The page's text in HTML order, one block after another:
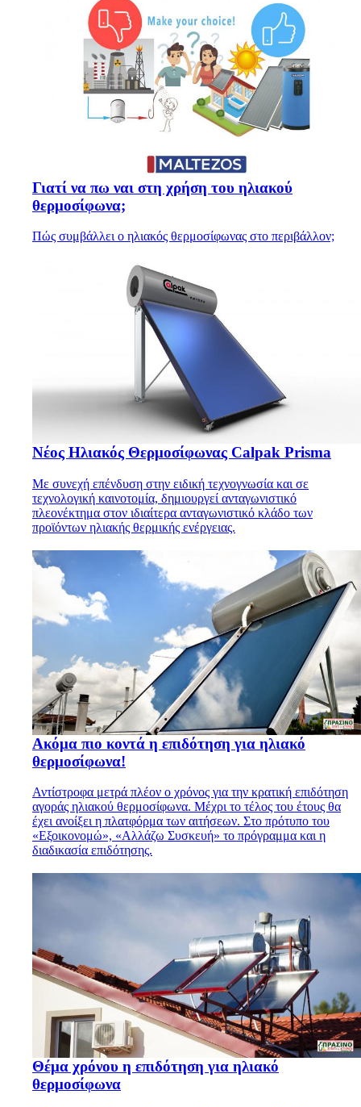
Γιατί να πω ναι στη χρήση του ηλιακού
θερμοσίφωνα;
Πώς συμβάλλει ο ηλιακός θερμοσίφωνας στο περιβάλλον;
Νέος Ηλιακός Θερμοσίφωνας Calpak Prisma
Με συνεχή επένδυση στην ειδική τεχνογνωσία και σε
τεχνολογική καινοτομία, δημιουργεί ανταγωνιστικό
πλεονέκτημα στον ιδιαίτερα ανταγωνιστικό κλάδο των
προϊόντων ηλιακής θερμικής ενέργειας.
Ακόμα πιο κοντά η επιδότηση για ηλιακό
θερμοσίφωνα!
Αντίστροφα μετρά πλέον ο χρόνος για την κρατική επιδότηση
αγοράς ηλιακού θερμοσίφωνα. Μέχρι το τέλος του έτους θα
έχει ανοίξει η πλατφόρμα των αιτήσεων. Στο πρότυπο του
«Εξοικονομώ», «Αλλάζω Συσκευή» το πρόγραμμα και η
διαδικασία επιδότησης.
Θέμα χρόνου η επιδότηση για ηλιακό
θερμοσίφωνα